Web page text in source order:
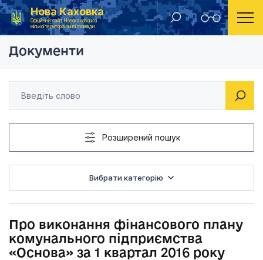
Нова Каховка
Офіційний сайт Новокаховської
міської територіальної громади
Головна Рішення виконавчого комітету Новокаховської міської ради 2016 року Про виконання
Документи
Розширений пошук
Вибрати категорію
Про виконання фінансового плану
комунального підприємства
«Основа» за 1 квартал 2016 року